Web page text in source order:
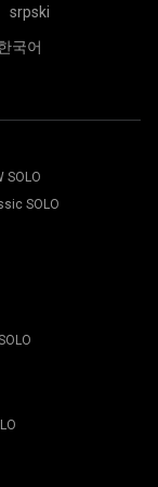
Nhấn nút Lưu
xuất hiện, chọn vị
srpski
국어
SOLO
SOLO